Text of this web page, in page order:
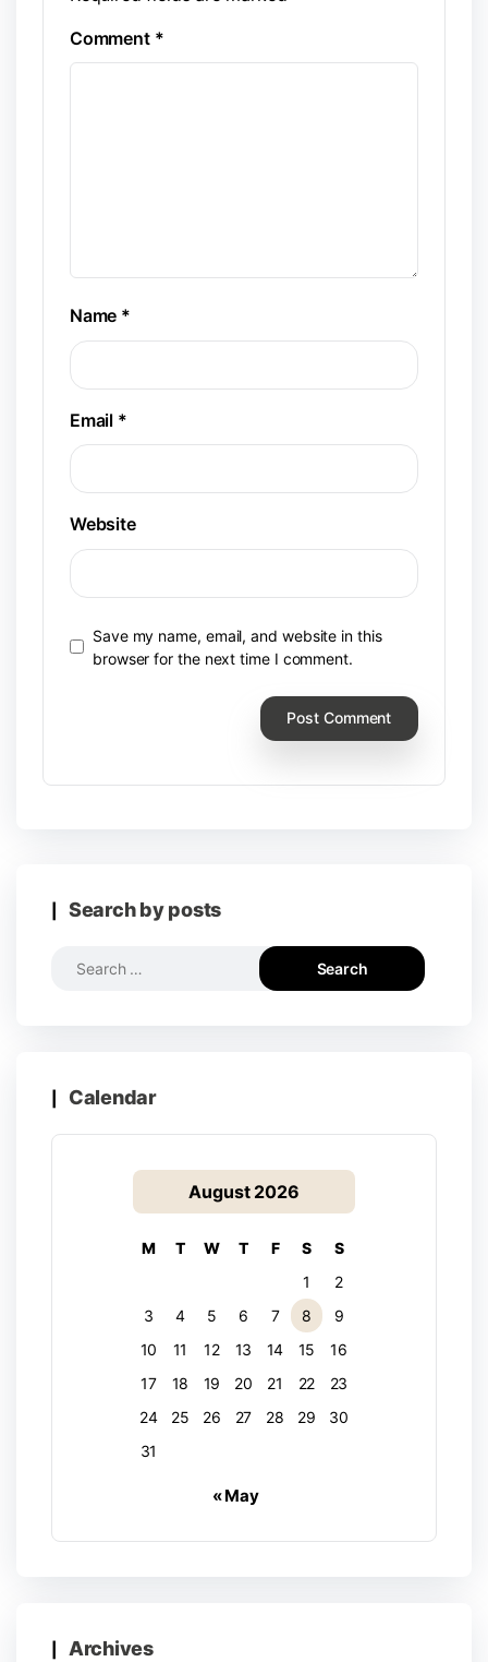
Comment *
Name *
Email *
Website
Save my name, email, and website in this
browser for the next time I comment.
Search by posts
Calendar
August 2026
M T W T F S
S
1
2
3
4 5 6 7 8
9
10
11 12 13 14 15
16
17
18 19 20 21 22
23
24
25 26 27 28 29
30
31
« May
Archives